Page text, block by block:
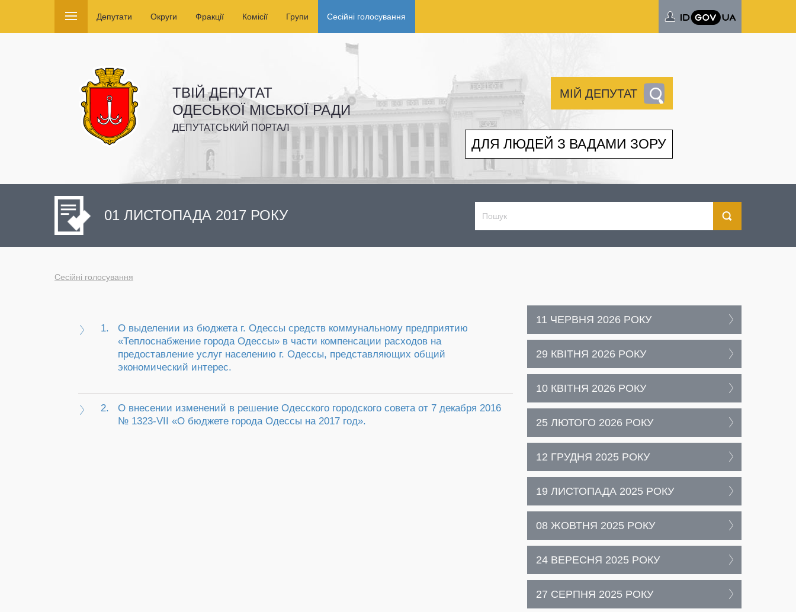
Депутати Округи Фракції Комісії Групи Сесійні голосування
ТВІЙ ДЕПУТАТ
ОДЕСЬКОЇ МІСЬКОЇ РАДИ
ДЕПУТАТСЬКИЙ ПОРТАЛ
МІЙ ДЕПУТАТ
ДЛЯ ЛЮДЕЙ З ВАДАМИ ЗОРУ
01 ЛИСТОПАДА 2017 РОКУ
Сесійні голосування
1.
О выделении из бюджета г. Одессы средств коммунальному предприятию
«Теплоснабжение города Одессы» в части компенсации расходов на
предоставление услуг населению г. Одессы, представляющих общий
экономический интерес.
2.
О внесении изменений в решение Одесского городского совета от 7 декабря 2016
№ 1323-VІI «О бюджете города Одессы на 2017 год».
11 ЧЕРВНЯ 2026 РОКУ
29 КВІТНЯ 2026 РОКУ
10 КВІТНЯ 2026 РОКУ
25 ЛЮТОГО 2026 РОКУ
12 ГРУДНЯ 2025 РОКУ
19 ЛИСТОПАДА 2025 РОКУ
08 ЖОВТНЯ 2025 РОКУ
24 ВЕРЕСНЯ 2025 РОКУ
27 СЕРПНЯ 2025 РОКУ